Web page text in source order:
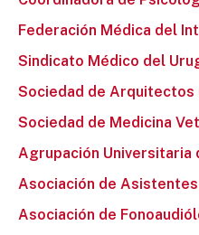
Federación Médica del
Sindicato Médico del
Sociedad de Arquitectos
Sociedad de Medicina
Agrupación Universitaria
Asociación de
Asociación de